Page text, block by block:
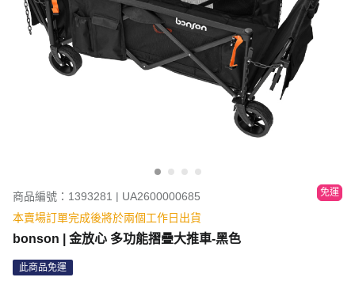
商品編號：1393281 | UA2600000685 免運
本賣場訂單完成後將於兩個工作日出貨
bonson | 金放心 多功能摺疊大推車-黑色
此商品免運